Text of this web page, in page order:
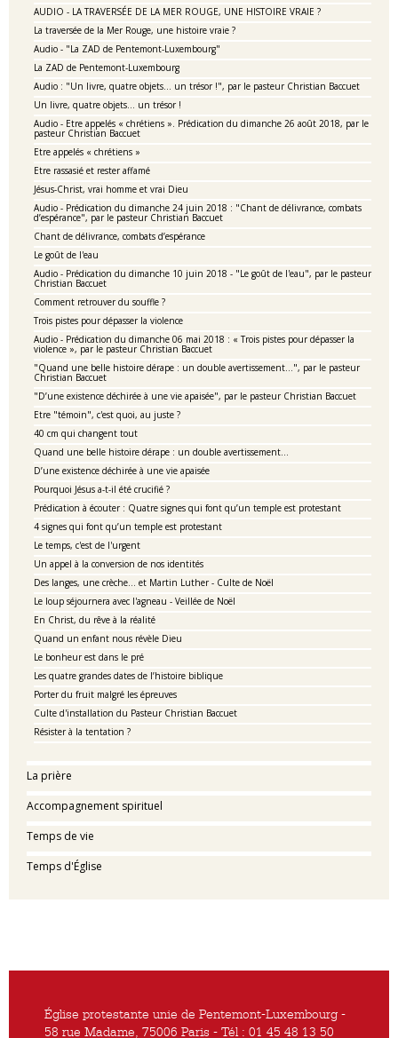
AUDIO - LA TRAVERSÉE DE LA MER ROUGE, UNE HISTOIRE VRAIE ?
La traversée de la Mer Rouge, une histoire vraie ?
Audio - "La ZAD de Pentemont-Luxembourg"
La ZAD de Pentemont-Luxembourg
Audio : "Un livre, quatre objets… un trésor !", par le pasteur Christian Baccuet
Un livre, quatre objets… un trésor !
Audio - Etre appelés « chrétiens ». Prédication du dimanche 26 août 2018, par le
pasteur Christian Baccuet
Etre appelés « chrétiens »
Etre rassasié et rester affamé
Jésus-Christ, vrai homme et vrai Dieu
Audio - Prédication du dimanche 24 juin 2018 : "Chant de délivrance, combats
d’espérance", par le pasteur Christian Baccuet
Chant de délivrance, combats d’espérance
Le goût de l'eau
Audio - Prédication du dimanche 10 juin 2018 - "Le goût de l'eau", par le pasteur
Christian Baccuet
Comment retrouver du souffle ?
Trois pistes pour dépasser la violence
Audio - Prédication du dimanche 06 mai 2018 : « Trois pistes pour dépasser la
violence », par le pasteur Christian Baccuet
"Quand une belle histoire dérape : un double avertissement…", par le pasteur
Christian Baccuet
"D’une existence déchirée à une vie apaisée", par le pasteur Christian Baccuet
Etre "témoin", c'est quoi, au juste ?
40 cm qui changent tout
Quand une belle histoire dérape : un double avertissement…
D’une existence déchirée à une vie apaisée
Pourquoi Jésus a-t-il été crucifié ?
Prédication à écouter : Quatre signes qui font qu’un temple est protestant
4 signes qui font qu’un temple est protestant
Le temps, c'est de l'urgent
Un appel à la conversion de nos identités
Des langes, une crèche… et Martin Luther - Culte de Noël
Le loup séjournera avec l'agneau - Veillée de Noël
En Christ, du rêve à la réalité
Quand un enfant nous révèle Dieu
Le bonheur est dans le pré
Les quatre grandes dates de l’histoire biblique
Porter du fruit malgré les épreuves
Culte d'installation du Pasteur Christian Baccuet
Résister à la tentation ?
La prière
Accompagnement spirituel
Temps de vie
Temps d'Église
Église protestante unie de Pentemont-Luxembourg -
58 rue Madame, 75006 Paris - Tél : 01 45 48 13 50